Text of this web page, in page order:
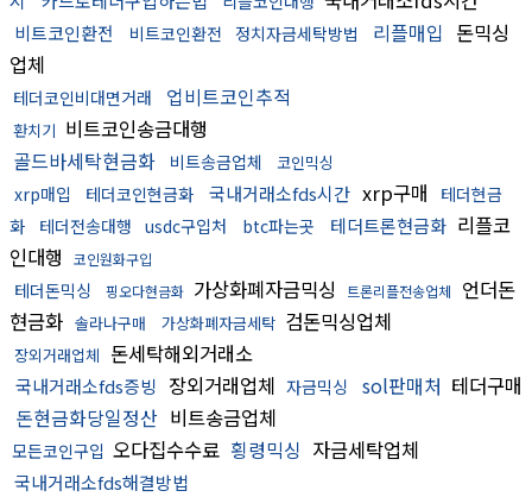
비트코인환전 비트코인환전 정치자금세탁방법 리플매입 돈믹싱
업체
테더코인비대면거래 업비트코인추적
환치기 비트코인송금대행
골드바세탁현금화
비트송금업체 코인믹싱
xrp매입 테더코인현금화 국내거래소fds시간 xrp구매
테더현금
화
테더전송대행 usdc구입처 btc파는곳 테더트론현금화 리플코
인대행
코인원화구입
테더돈믹싱 핑오다현금화 가상화폐자금믹싱 트론리플전송업체
언더돈
현금화 솔라나구매 가상화폐자금세탁 검돈믹싱업체
장외거래업체 돈세탁해외거래소
국내거래소fds증빙 장외거래업체 자금믹싱 sol판매처 테더구매
돈현금화당일정산 비트송금업체
모든코인구입 오다집수수료 횡령믹싱 자금세탁업체
국내거래소fds해결방법